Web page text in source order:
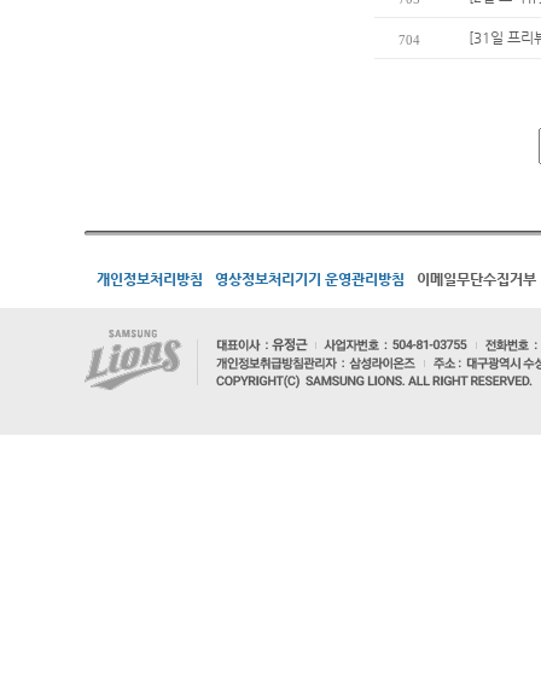
704 [31일 프리
개인정보처리방침 영상정보처리기기 운영관리방침 이메일무단수집거부